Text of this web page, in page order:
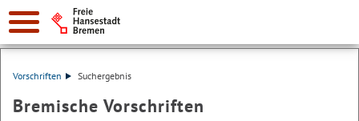
Vorschriften Suchergebnis
Bremische Vorschriften